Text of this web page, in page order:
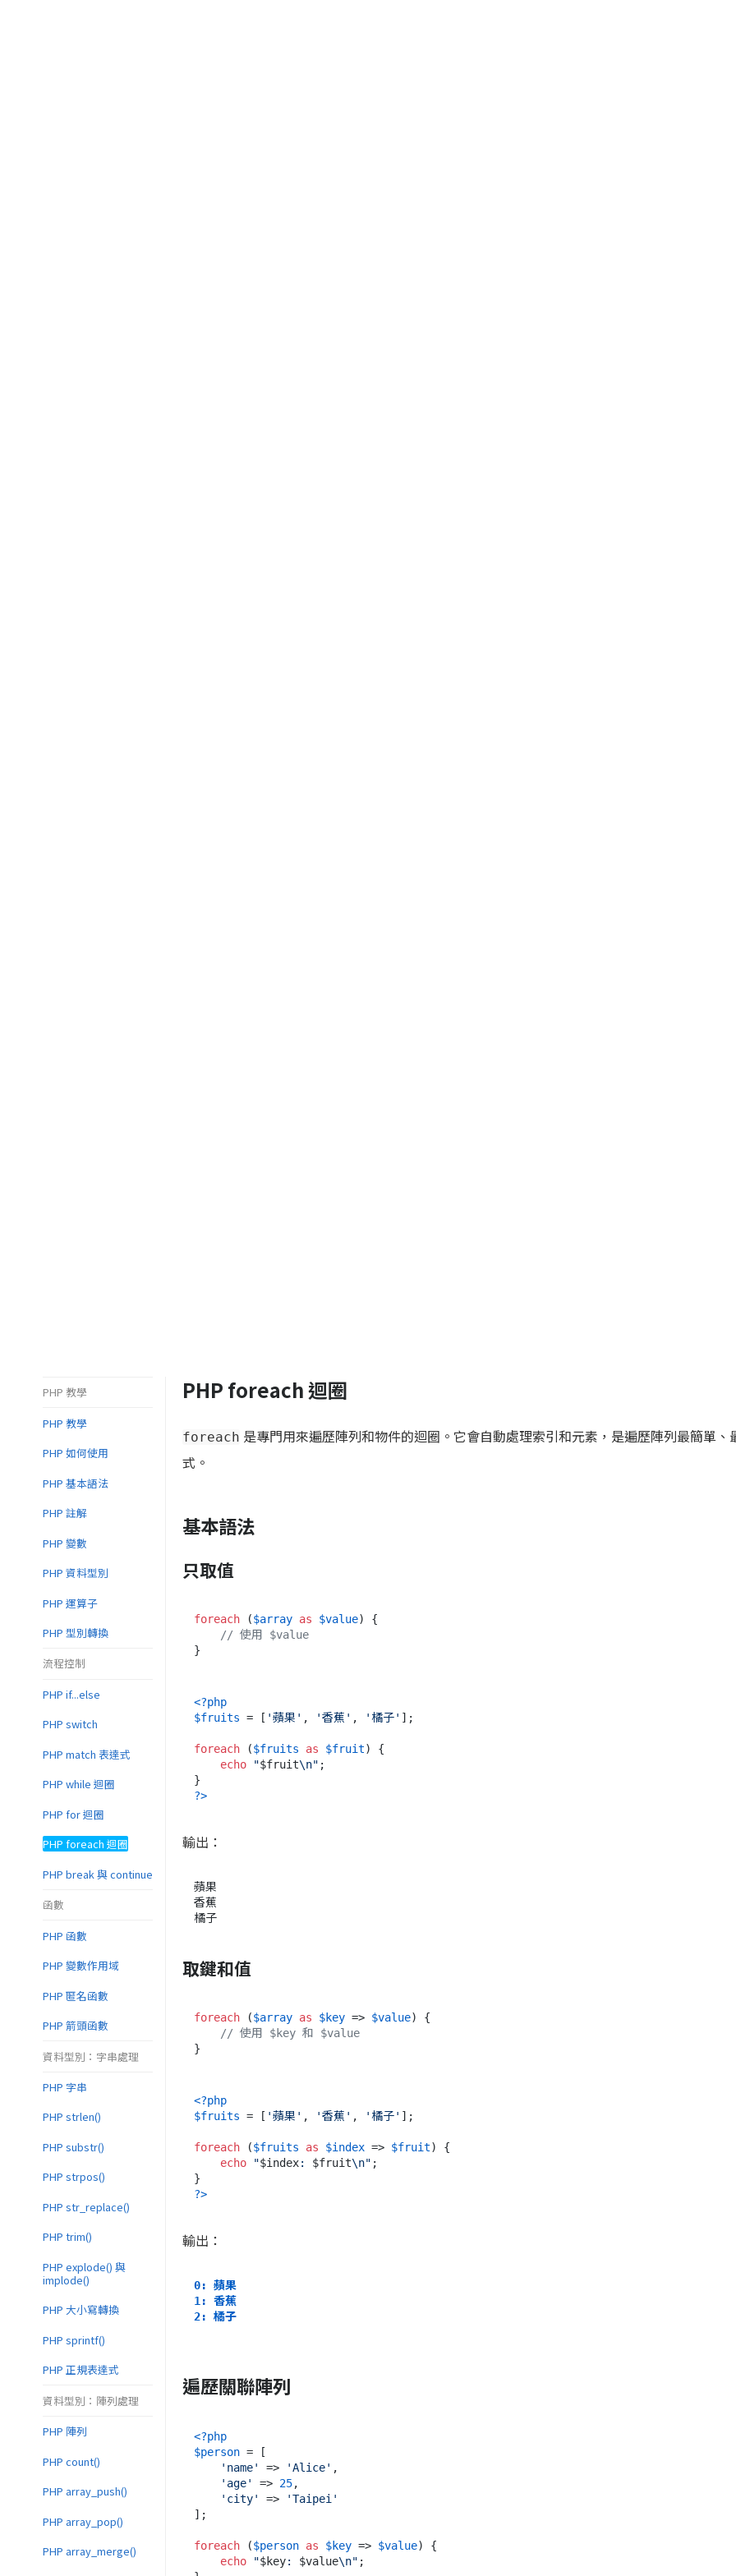
PHP foreach 迴圈
foreach 是專門用來遍歷陣列和物件的迴圈。它會自動處理索引和元素，是遍歷陣列最簡單、
式。
基本語法
只取值
foreach ($array as $value) {
// 使用 $value
<?php
$fruits = [ '蘋果' , '香蕉' , '橘子' ];
foreach ($fruits as $fruit) {
echo
"$fruit\n" ;
?>
輸出：
蘋果
香蕉
取鍵和值
foreach ($array as $key => $value) {
// 使用 $key 和 $value
<?php
$fruits = [ '蘋果' , '香蕉' , '橘子' ];
foreach ($fruits as $index => $fruit) {
echo
"$index: $fruit\n" ;
?>
輸出：
0: 蘋果
1: 香蕉
2: 橘子
遍歷關聯陣列
<?php
$person = [
'name'
=> 'Alice' ,
'age'
=> 25,
'city'
=>
'Taipei'
];
foreach ($person as $key => $value) {
echo
"$key: $value\n" ;
PHP 教學
PHP 教學
PHP 如何使用
PHP 基本語法
PHP 註解
PHP 變數
PHP 資料型別
PHP 運算子
PHP 型別轉換
流程控制
PHP if...else
PHP switch
PHP match 表達式
PHP while 迴圈
PHP for 迴圈
PHP foreach 迴圈
PHP break 與 continue
函數
PHP 函數
PHP 變數作用域
PHP 匿名函數
PHP 箭頭函數
資料型別：字串處理
PHP 字串
PHP strlen()
PHP substr()
PHP strpos()
PHP str_replace()
PHP trim()
PHP explode() 與
implode()
PHP 大小寫轉換
PHP sprintf()
PHP 正規表達式
資料型別：陣列處理
PHP 陣列
PHP count()
PHP array_push()
PHP array_pop()
PHP array_merge()